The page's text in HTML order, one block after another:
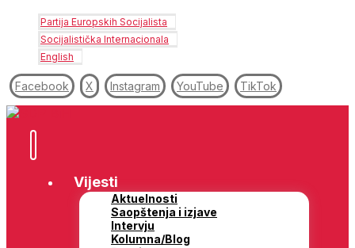
Partija Europskih Socijalista
Socijalistička Internacionala
English
Facebook X Instagram YouTube TikTok
Vijesti
Aktuelnosti
Saopštenja i izjave
Intervju
Kolumna/Blog